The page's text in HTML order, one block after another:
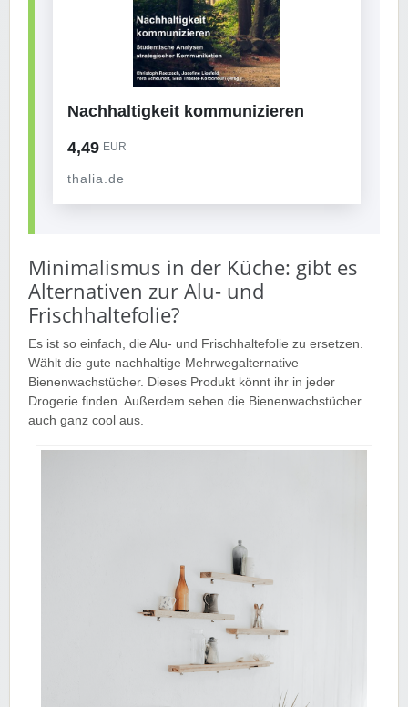
Nachhaltigkeit kommunizieren
4,49 EUR
thalia.de
Minimalismus in der Küche: gibt es
Alternativen zur Alu- und
Frischhaltefolie?
Es ist so einfach, die Alu- und Frischhaltefolie zu ersetzen.
Wählt die gute nachhaltige Mehrwegalternative –
Bienenwachstücher. Dieses Produkt könnt ihr in jeder
Drogerie finden. Außerdem sehen die Bienenwachstücher
auch ganz cool aus.